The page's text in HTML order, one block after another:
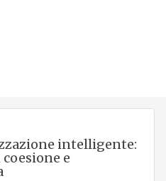
intelligente:
e